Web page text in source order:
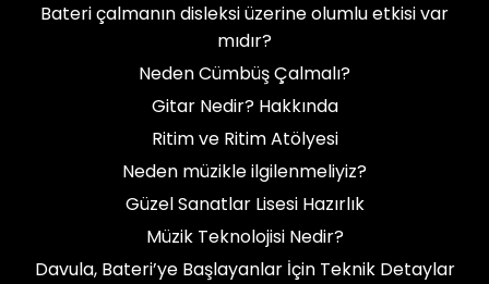
Bateri çalmanın disleksi üzerine olumlu etkisi var
mıdır?
Neden Cümbüş Çalmalı?
Gitar Nedir? Hakkında
Ritim ve Ritim Atölyesi
Neden müzikle ilgilenmeliyiz?
Güzel Sanatlar Lisesi Hazırlık
Müzik Teknolojisi Nedir?
Davula, Bateri’ye Başlayanlar İçin Teknik Detaylar